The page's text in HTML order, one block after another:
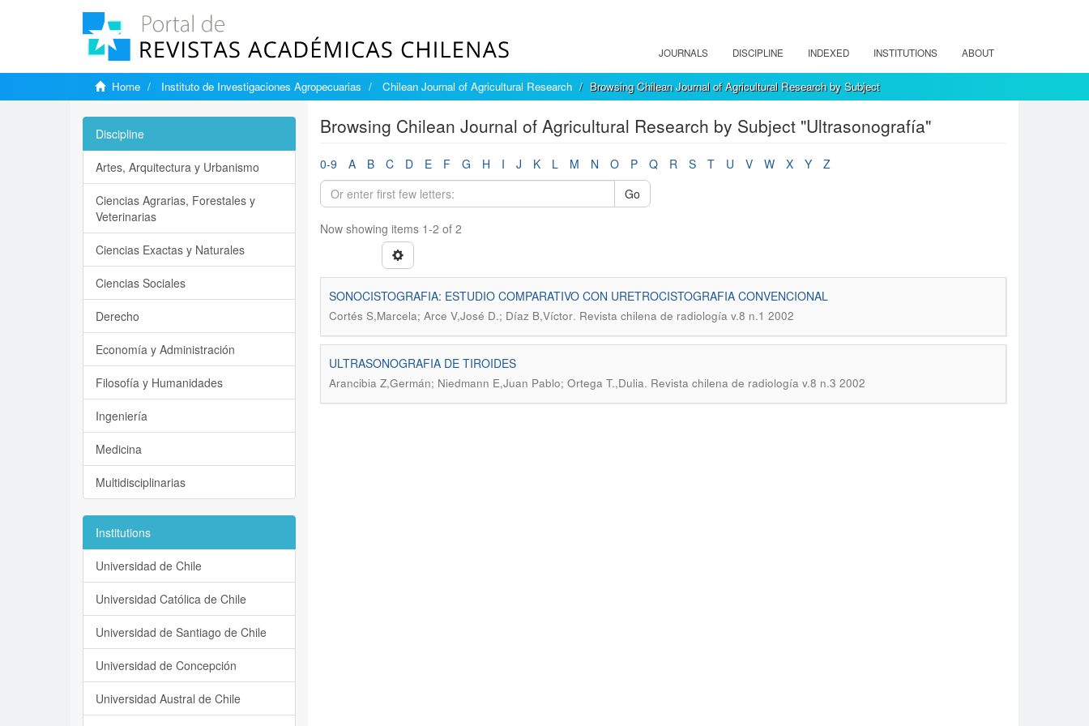
JOURNALS DISCIPLINE INDEXED INSTITUTIONS ABOUT
Home Instituto de Investigaciones Agropecuarias Chilean Journal of Agricultural Research Browsing Chilean Journal of Agricultural Research by Subject
Browsing Chilean Journal of Agricultural Research by Subject "Ultrasonografía"
0-9 A B C D E F G H I J K L M N O P Q R S T U V W X Y
Z
Go
Now showing items 1-2 of 2
SONOCISTOGRAFIA: ESTUDIO COMPARATIVO CON URETROCISTOGRAFIA CONVENCIONAL
Cortés S,Marcela; Arce V,José D.; Díaz B,Víctor. Revista chilena de radiología v.8 n.1 2002
ULTRASONOGRAFIA DE TIROIDES
Arancibia Z,Germán; Niedmann E,Juan Pablo; Ortega T.,Dulia. Revista chilena de radiología v.8 n.3 2002
Discipline
Artes, Arquitectura y Urbanismo
Ciencias Agrarias, Forestales y
Veterinarias
Ciencias Exactas y Naturales
Ciencias Sociales
Derecho
Economía y Administración
Filosofía y Humanidades
Ingeniería
Medicina
Multidisciplinarias
Institutions
Universidad de Chile
Universidad Católica de Chile
Universidad de Santiago de Chile
Universidad de Concepción
Universidad Austral de Chile